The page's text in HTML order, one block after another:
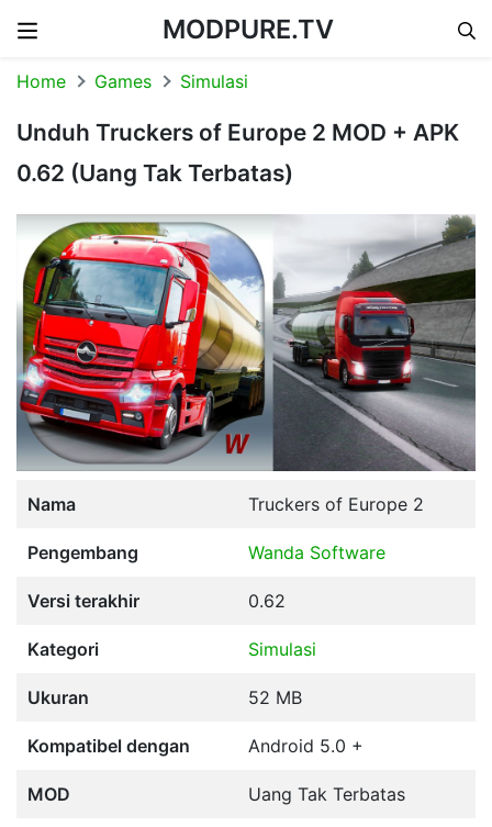
MODPURE.TV
Home Games Simulasi
Unduh Truckers of Europe 2 MOD + APK
0.62 (Uang Tak Terbatas)
Nama Truckers of Europe 2
Pengembang Wanda Software
Versi terakhir 0.62
Kategori Simulasi
Ukuran 52 MB
Kompatibel dengan Android 5.0 +
MOD Uang Tak Terbatas